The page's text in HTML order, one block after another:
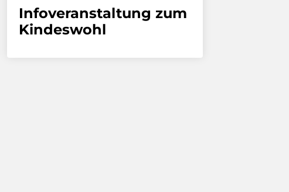
Infoveranstaltung zum
Kindeswohl